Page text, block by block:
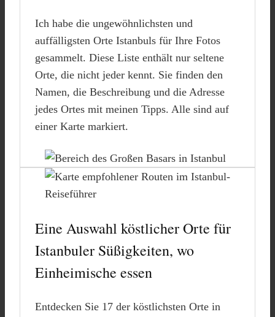
Ich habe die ungewöhnlichsten und
auffälligsten Orte Istanbuls für Ihre Fotos
gesammelt. Diese Liste enthält nur seltene
Orte, die nicht jeder kennt. Sie finden den
Namen, die Beschreibung und die Adresse
jedes Ortes mit meinen Tipps. Alle sind auf
einer Karte markiert.
Eine Auswahl köstlicher Orte für
Istanbuler Süßigkeiten, wo
Einheimische essen
Entdecken Sie 17 der köstlichsten Orte in